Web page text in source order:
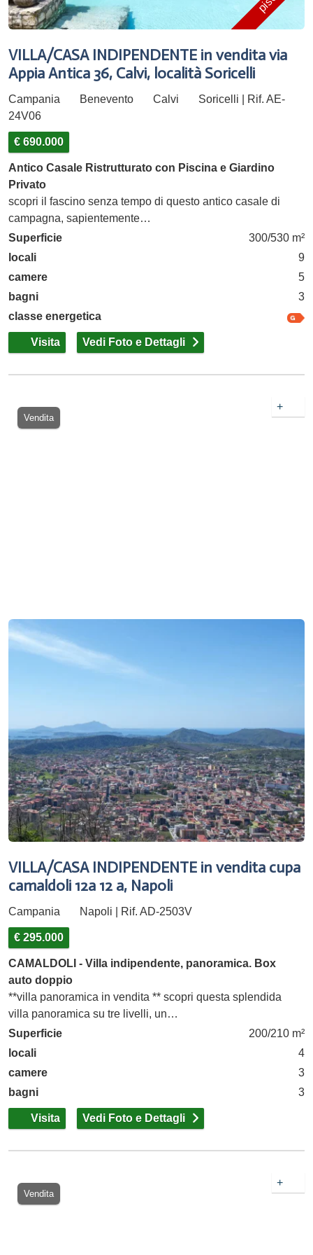
VILLA/CASA INDIPENDENTE in vendita via
Appia Antica 36, Calvi, località Soricelli
Campania Benevento Calvi
Soricelli | Rif. AE-
24V06
€ 690.000
Antico Casale Ristrutturato con Piscina e Giardino
Privato
scopri il fascino senza tempo di questo antico casale di
campagna, sapientemente…
Superficie
300/530 m²
locali
9
camere
5
bagni
3
classe energetica
Visita Vedi Foto e Dettagli
Vendita
+
VILLA/CASA INDIPENDENTE in vendita cupa
camaldoli 12a 12 a, Napoli
Campania Napoli | Rif. AD-2503V
€ 295.000
CAMALDOLI - Villa indipendente, panoramica. Box
auto doppio
**villa panoramica in vendita ** scopri questa splendida
villa panoramica su tre livelli, un…
Superficie
200/210 m²
locali
4
camere
3
bagni
3
Visita Vedi Foto e Dettagli
Vendita
+